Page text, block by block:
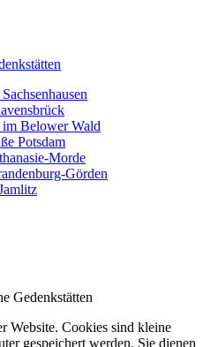
im Belower Wald
Potsdam
Morde
Görden
Gedenkstätten
Website. Cookies sind kleine
gespeichert werden. Sie dienen